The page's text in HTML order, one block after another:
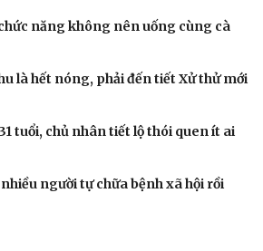
năng không nên uống cùng cà
là hết nóng, phải đến tiết Xử thử mới
tuổi, chủ nhân tiết lộ thói quen ít ai
người tự chữa bệnh xã hội rồi